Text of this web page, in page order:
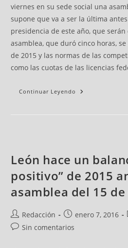
viernes en su sede social una
supone que va a ser la última
presidencia de este año, que
asamblea, que duró cinco horas,
de 2015 y las normas de las
como las cuotas de las licencias
Continuar Leyendo
León hace un
positivo” de 2015
asamblea del 15
Redacción enero 7, 2016
Sin comentarios